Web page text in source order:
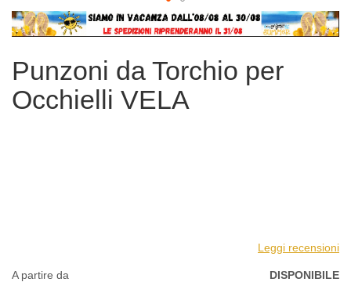
Vai
all'inizio
galleria
di
immagini
Punzoni da Torchio per
Occhielli VELA
Leggi recensioni
A partire da
DISPONIBILE